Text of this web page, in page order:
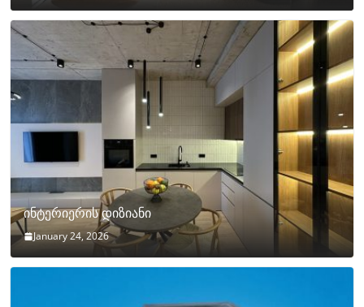
ინტერიერის დიზიანი
January 24, 2026